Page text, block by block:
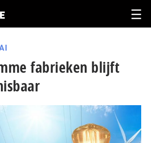
fabrieken blijft